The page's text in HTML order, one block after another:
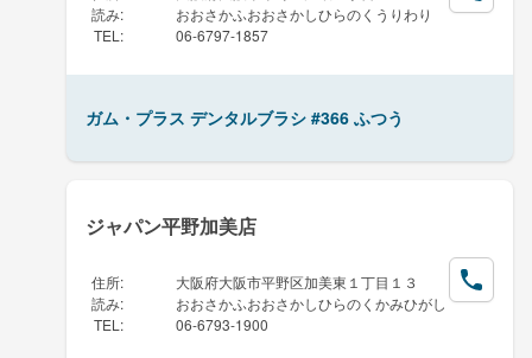
読み:
おおさかふおおさかしひらのくうりわり
TEL : 06-6797-1857
ガム・プラス デンタルブラシ #366 ふつう
ジャパン平野加美店
住所:
大阪府大阪市平野区加美東１丁目１３
読み:
おおさかふおおさかしひらのくかみひがし
TEL : 06-6793-1900